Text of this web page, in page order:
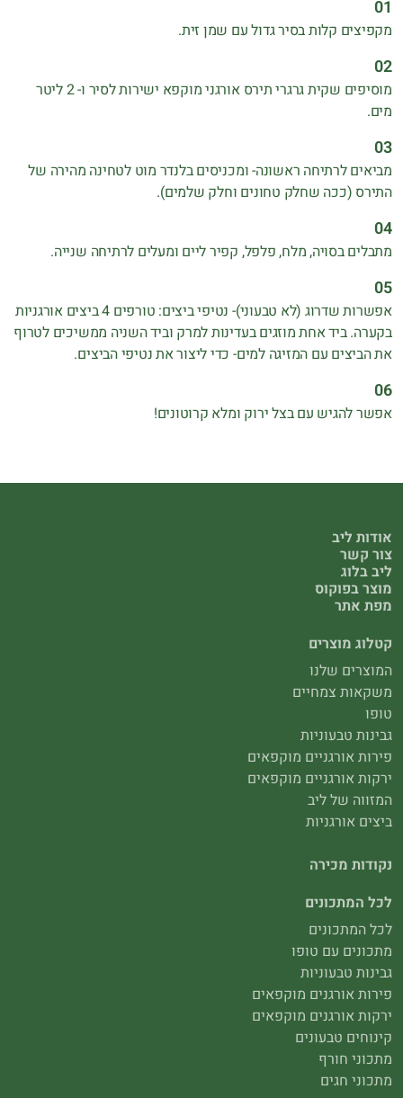
מקפיצים קלות בסיר גדול עם שמן זית.
מוסיפים שקית גרגרי תירס אורגני מוקפא ישירות לסיר ו- 2 ליטר
מים.
מביאים לרתיחה ראשונה- ומכניסים בלנדר מוט לטחינה מהירה של
התירס (ככה שחלק טחונים וחלק שלמים).
מתבלים בסויה, מלח, פלפל, קפיר ליים ומעלים לרתיחה שנייה.
אפשרות שדרוג (לא טבעוני)- נטיפי ביצים: טורפים 4 ביצים אורגניות
בקערה. ביד אחת מוזגים בעדינות למרק וביד השניה ממשיכים לטרוף
את הביצים עם המזיגה למים- כדי ליצור את נטיפי הביצים.
אפשר להגיש עם בצל ירוק ומלא קרוטונים!
אודות ליב
צור קשר
ליב בלוג
מוצר בפוקוס
מפת אתר
קטלוג מוצרים
המוצרים שלנו
משקאות צמחיים
טופו
גבינות טבעוניות
פירות אורגניים מוקפאים
ירקות אורגניים מוקפאים
המזווה של ליב
ביצים אורגניות
נקודות מכירה
לכל המתכונים
לכל המתכונים
מתכונים עם טופו
גבינות טבעוניות
פירות אורגנים מוקפאים
ירקות אורגנים מוקפאים
קינוחים טבעונים
מתכוני חורף
מתכוני חגים